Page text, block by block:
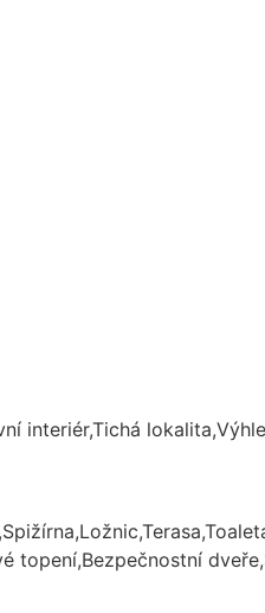
topení,Bezpečnostní